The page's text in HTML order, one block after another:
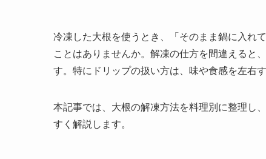
冷凍した大根を使うとき、「そのまま鍋に入れ
ことはありませんか。解凍の仕方を間違えると
す。特にドリップの扱い方は、味や食感を左右
本記事では、大根の解凍方法を料理別に整理し
すく解説します。